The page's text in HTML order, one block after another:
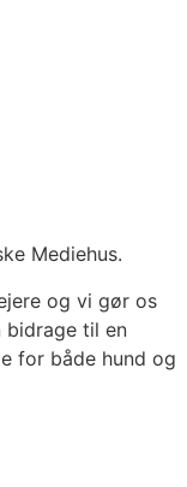
Mediehus.
og vi gør os
bidrage til en
for både hund og